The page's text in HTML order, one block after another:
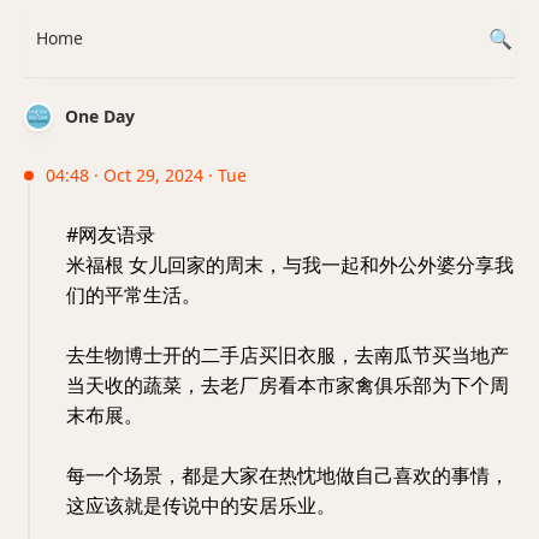
One Day
04:48 · Oct 29, 2024 · Tue
#网友语录
米福根 女儿回家的周末，与我一起和外公外婆分享我
们的平常生活。
去生物博士开的二手店买旧衣服，去南瓜节买当地产
当天收的蔬菜，去老厂房看本市家禽俱乐部为下个周
末布展。
每一个场景，都是大家在热忱地做自己喜欢的事情，
这应该就是传说中的安居乐业。
Home